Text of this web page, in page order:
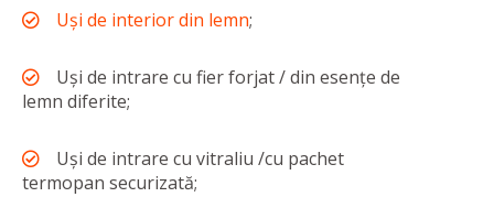
Uși de interior din lemn;
Uși de intrare cu fier forjat / din esențe de
lemn diferite;
Uși de intrare cu vitraliu /cu pachet
termopan securizată;